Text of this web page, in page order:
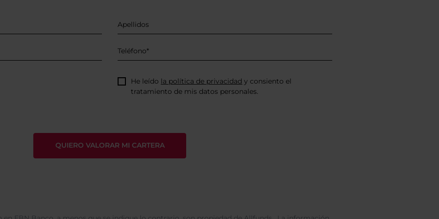
He leído la política de privacidad y consiento el
tratamiento de mis datos personales.